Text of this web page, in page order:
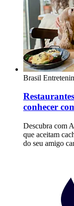
Brasil
conhecer
Descubra com
que aceitam
do seu amigo